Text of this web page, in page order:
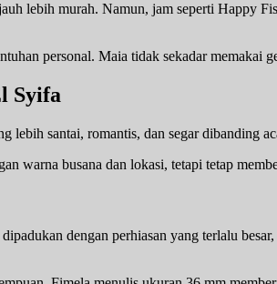
lebih murah. Namun, jam seperti Happy
personal. Maia tidak sekadar
Syifa
santai, romantis, dan segar dibanding
warna busana dan lokasi, tetapi tetap
dengan perhiasan yang terlalu